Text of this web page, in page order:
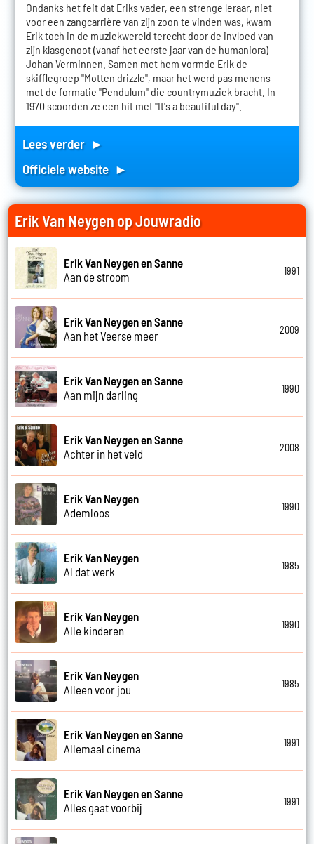
Ondanks het feit dat Eriks vader, een strenge leraar, niet
voor een zangcarrière van zijn zoon te vinden was, kwam
Erik toch in de muziekwereld terecht door de invloed van
zijn klasgenoot (vanaf het eerste jaar van de humaniora)
Johan Verminnen. Samen met hem vormde Erik de
skifflegroep "Motten drizzle", maar het werd pas menens
met de formatie "Pendulum" die countrymuziek bracht. In
1970 scoorden ze een hit met "It's a beautiful day".
Lees verder ►
Officiele website ►
Erik Van Neygen op Jouwradio
Erik Van Neygen en Sanne
Aan de stroom
1991
Erik Van Neygen en Sanne
Aan het Veerse meer
2009
Erik Van Neygen en Sanne
Aan mijn darling
1990
Erik Van Neygen en Sanne
Achter in het veld
2008
Erik Van Neygen
Ademloos
1990
Erik Van Neygen
Al dat werk
1985
Erik Van Neygen
Alle kinderen
1990
Erik Van Neygen
Alleen voor jou
1985
Erik Van Neygen en Sanne
Allemaal cinema
1991
Erik Van Neygen en Sanne
Alles gaat voorbij
1991